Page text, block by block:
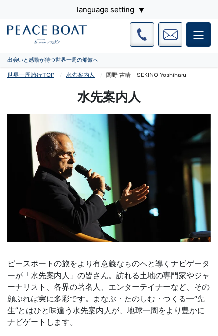
language setting
出会いと感動が待つ世界一周の船旅へ
世界一周旅行TOP 水先案内人 関野 吉晴 SEKINO Yoshiharu
水先案内人
ピースボートの旅をより有意義なものへと導くナビゲータ
ーが「水先案内人」の皆さん。訪れる土地の専門家やジャ
ーナリスト、各界の著名人、エンターテイナーなど、その
顔ぶれは実に多彩です。まなぶ・たのしむ・つくる━“先
生”とはひと味違う水先案内人が、地球一周をより豊かに
ナビゲートします。